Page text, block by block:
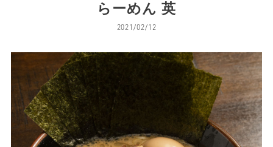
らーめん 英
2021/02/12